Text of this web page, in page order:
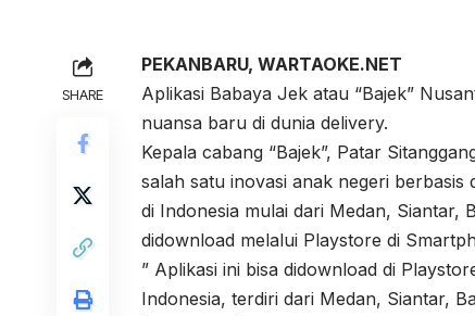
SHARE
PEKANBARU, WARTAOKE.NET
Aplikasi Babaya Jek atau “Bajek”
nuansa baru di dunia delivery.
Kepala cabang “Bajek”, Patar
salah satu inovasi anak negeri berbasis
di Indonesia mulai dari Medan, Siantar,
didownload melalui Playstore di
” Aplikasi ini bisa didownload di
Indonesia, terdiri dari Medan, Siantar,